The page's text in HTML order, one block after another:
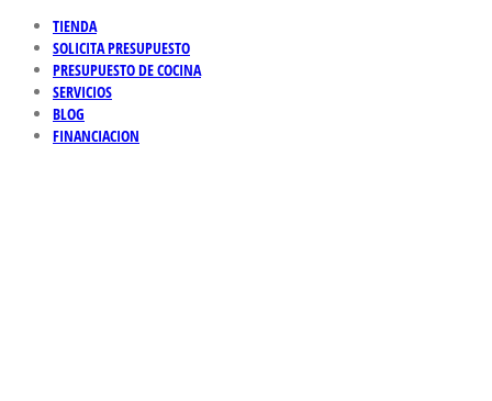
TIENDA
SOLICITA PRESUPUESTO
PRESUPUESTO DE COCINA
SERVICIOS
BLOG
FINANCIACION